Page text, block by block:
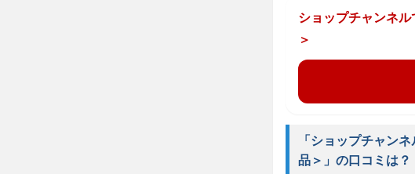
ショップチャンネ
＞
「ショップチャン
品＞」の口コミは？